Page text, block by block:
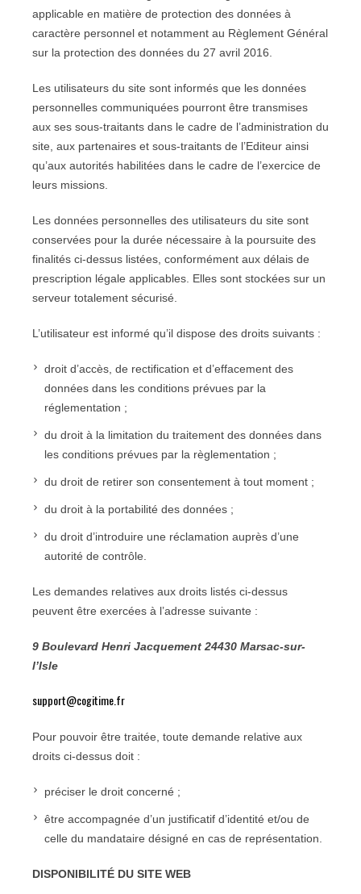
applicable en matière de protection des données à
caractère personnel et notamment au Règlement Général
sur la protection des données du 27 avril 2016.
Les utilisateurs du site sont informés que les données
personnelles communiquées pourront être transmises
aux ses sous-traitants dans le cadre de l’administration du
site, aux partenaires et sous-traitants de l’Editeur ainsi
qu’aux autorités habilitées dans le cadre de l’exercice de
leurs missions.
Les données personnelles des utilisateurs du site sont
conservées pour la durée nécessaire à la poursuite des
finalités ci-dessus listées, conformément aux délais de
prescription légale applicables. Elles sont stockées sur un
serveur totalement sécurisé.
L’utilisateur est informé qu’il dispose des droits suivants :
droit d’accès, de rectification et d’effacement des
données dans les conditions prévues par la
réglementation ;
du droit à la limitation du traitement des données dans
les conditions prévues par la règlementation ;
du droit de retirer son consentement à tout moment ;
du droit à la portabilité des données ;
du droit d’introduire une réclamation auprès d’une
autorité de contrôle.
Les demandes relatives aux droits listés ci-dessus
peuvent être exercées à l’adresse suivante :
9 Boulevard Henri Jacquement 24430 Marsac-sur-
l’Isle
support@cogitime.fr
Pour pouvoir être traitée, toute demande relative aux
droits ci-dessus doit :
préciser le droit concerné ;
être accompagnée d’un justificatif d’identité et/ou de
celle du mandataire désigné en cas de représentation.
DISPONIBILITÉ DU SITE WEB